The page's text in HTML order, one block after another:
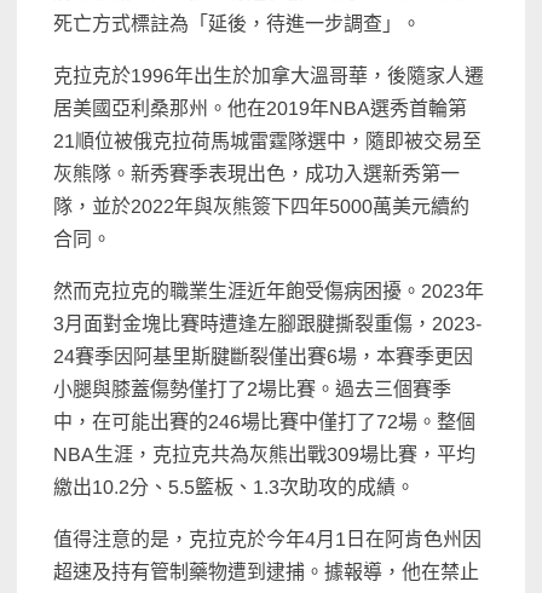
死亡方式標註為「延後，待進一步調查」。
克拉克於1996年出生於加拿大溫哥華，後隨家人遷
居美國亞利桑那州。他在2019年NBA選秀首輪第
21順位被俄克拉荷馬城雷霆隊選中，隨即被交易至
灰熊隊。新秀賽季表現出色，成功入選新秀第一
隊，並於2022年與灰熊簽下四年5000萬美元續約
合同。
然而克拉克的職業生涯近年飽受傷病困擾。2023年
3月面對金塊比賽時遭逢左腳跟腱撕裂重傷，2023-
24賽季因阿基里斯腱斷裂僅出賽6場，本賽季更因
小腿與膝蓋傷勢僅打了2場比賽。過去三個賽季
中，在可能出賽的246場比賽中僅打了72場。整個
NBA生涯，克拉克共為灰熊出戰309場比賽，平均
繳出10.2分、5.5籃板、1.3次助攻的成績。
值得注意的是，克拉克於今年4月1日在阿肯色州因
超速及持有管制藥物遭到逮捕。據報導，他在禁止